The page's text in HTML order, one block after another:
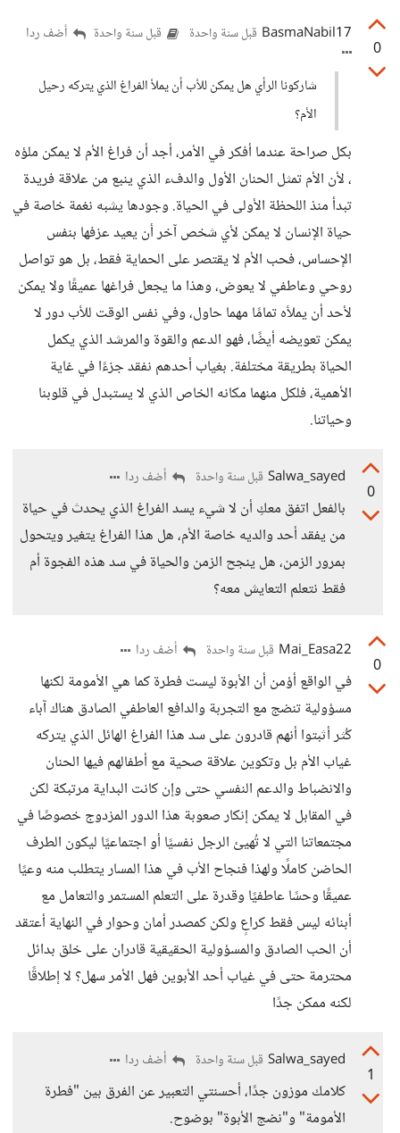
0
BasmaNabil17 قبل سنة واحدة قبل سنة واحدة أضف ردا
شاركونا الرأي هل يمكن للأب أن يملأ الفراغ الذي يتركه رحيل
الأم؟
بكل صراحة عندما أفكر في الأمر، أجد أن فراغ الأم لا يمكن ملؤه
، لأن الأم تمثل الحنان الأول والدفء الذي ينبع من علاقة فريدة
تبدأ منذ اللحظة الأولى في الحياة. وجودها يشبه نغمة خاصة في
حياة الإنسان لا يمكن لأي شخص آخر أن يعيد عزفها بنفس
الإحساس، فحب الأم لا يقتصر على الحماية فقط، بل هو تواصل
روحي وعاطفي لا يعوض، وهذا ما يجعل فراغها عميقًا ولا يمكن
لأحد أن يملأه تمامًا مهما حاول، وفي نفس الوقت للأب دور لا
يمكن تعويضه أيضًا، فهو الدعم والقوة والمرشد الذي يكمل
الحياة بطريقة مختلفة. بغياب أحدهم نفقد جزءًا في غاية
الأهمية، فلكل منهما مكانه الخاص الذي لا يستبدل في قلوبنا
وحياتنا.
0
Salwa_sayed قبل سنة واحدة أضف ردا
بالفعل اتفق معكِ أن لا شيء يسد الفراغ الذي يحدث في حياة
من يفقد أحد والديه خاصة الأم، هل هذا الفراغ يتغير ويتحول
بمرور الزمن، هل ينجح الزمن والحياة في سد هذه الفجوة أم
فقط نتعلم التعايش معه؟
0
Mai_Easa22 قبل سنة واحدة أضف ردا
في الواقع أؤمن أن الأبوة ليست فطرة كما هي الأمومة لكنها
مسؤولية تنضج مع التجربة والدافع العاطفي الصادق هناك آباء
كُثر أثبتوا أنهم قادرون على سد هذا الفراغ الهائل الذي يتركه
غياب الأم بل وتكوين علاقة صحية مع أطفالهم فيها الحنان
والانضباط والدعم النفسي حتى وإن كانت البداية مرتبكة لكن
في المقابل لا يمكن إنكار صعوبة هذا الدور المزدوج خصوصًا في
مجتمعاتنا التي لا تُهيئ الرجل نفسيًا أو اجتماعيًا ليكون الطرف
الحاضن كاملًا ولهذا فنجاح الأب في هذا المسار يتطلب منه وعيًا
عميقًا وحسًا عاطفيًا وقدرة على التعلم المستمر والتعامل مع
أبنائه ليس فقط كراعٍ ولكن كمصدر أمان وحوار في النهاية أعتقد
أن الحب الصادق والمسؤولية الحقيقية قادران على خلق بدائل
محترمة حتى في غياب أحد الأبوين فهل الأمر سهل؟ لا إطلاقًا
لكنه ممكن جدًا
1
Salwa_sayed قبل سنة واحدة أضف ردا
كلامك موزون جدًا، أحسنتي التعبير عن الفرق بين "فطرة
الأمومة" و"نضج الأبوة" بوضوح.